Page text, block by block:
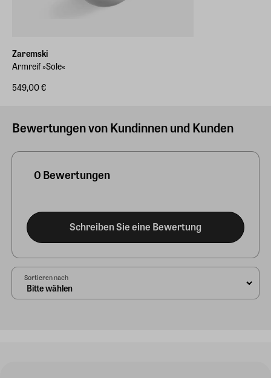
Zaremski
Armreif »Sole«
549,00 €
Bewertungen von Kundinnen und Kunden
0 Bewertungen
Schreiben Sie eine Bewertung
Sortieren nach